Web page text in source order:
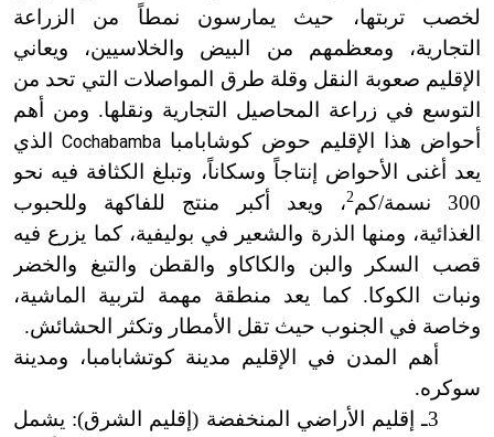
لخصب تربتها، حيث يمارسون نمطاً من الزراعة
التجارية، ومعظمهم من البيض والخلاسيين، ويعاني
الإقليم صعوبة النقل وقلة طرق المواصلات التي تحد من
التوسع في زراعة المحاصيل التجارية ونقلها. ومن أهم
أحواض هذا الإقليم حوض كوشابامبا Cochabambaالذي
يعد أغنى الأحواض إنتاجاً وسكاناً، وتبلغ الكثافة فيه نحو
300 نسمة/كم
2، ويعد أكبر منتج للفاكهة وللحبوب
الغذائية، ومنها الذرة والشعير في بوليفية، كما يزرع فيه
قصب السكر والبن والكاكاو والقطن والتبغ والخضر
ونبات الكوكا. كما يعد منطقة مهمة لتربية الماشية،
وخاصة في الجنوب حيث تقل الأمطار وتكثر الحشائش.
أهم المدن في الإقليم مدينة كوتشابامبا، ومدينة
سوكره.
3ـ إقليم الأراضي المنخفضة (إقليم الشرق): يشمل